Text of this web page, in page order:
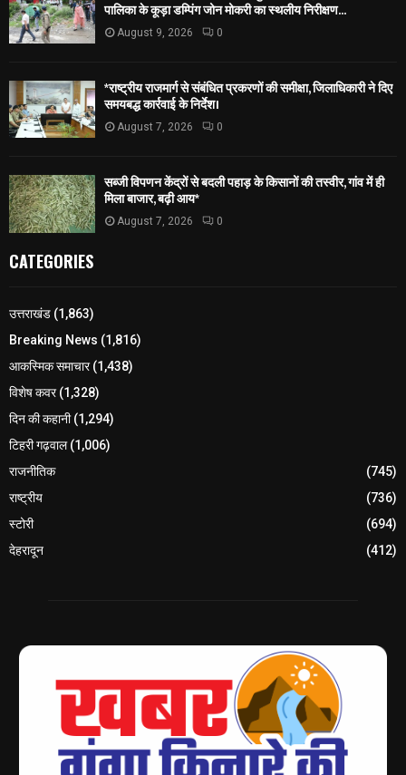
पालिका के कूड़ा डम्पिंग जोन मोकरी का स्थलीय निरीक्षण...
August 9, 2026 0
*राष्ट्रीय राजमार्ग से संबंधित प्रकरणों की समीक्षा, जिलाधिकारी ने दिए
समयबद्ध कार्रवाई के निर्देश।
August 7, 2026 0
सब्जी विपणन केंद्रों से बदली पहाड़ के किसानों की तस्वीर, गांव में ही
मिला बाजार, बढ़ी आय*
August 7, 2026 0
CATEGORIES
उत्तराखंड (1,863)
Breaking News (1,816)
आकस्मिक समाचार(1,438)
विशेष कवर(1,328)
दिन की कहानी(1,294)
टिहरी गढ़वाल(1,006)
राजनीतिक
(745)
राष्ट्रीय
(736)
स्टोरी
(694)
देहरादून
(412)